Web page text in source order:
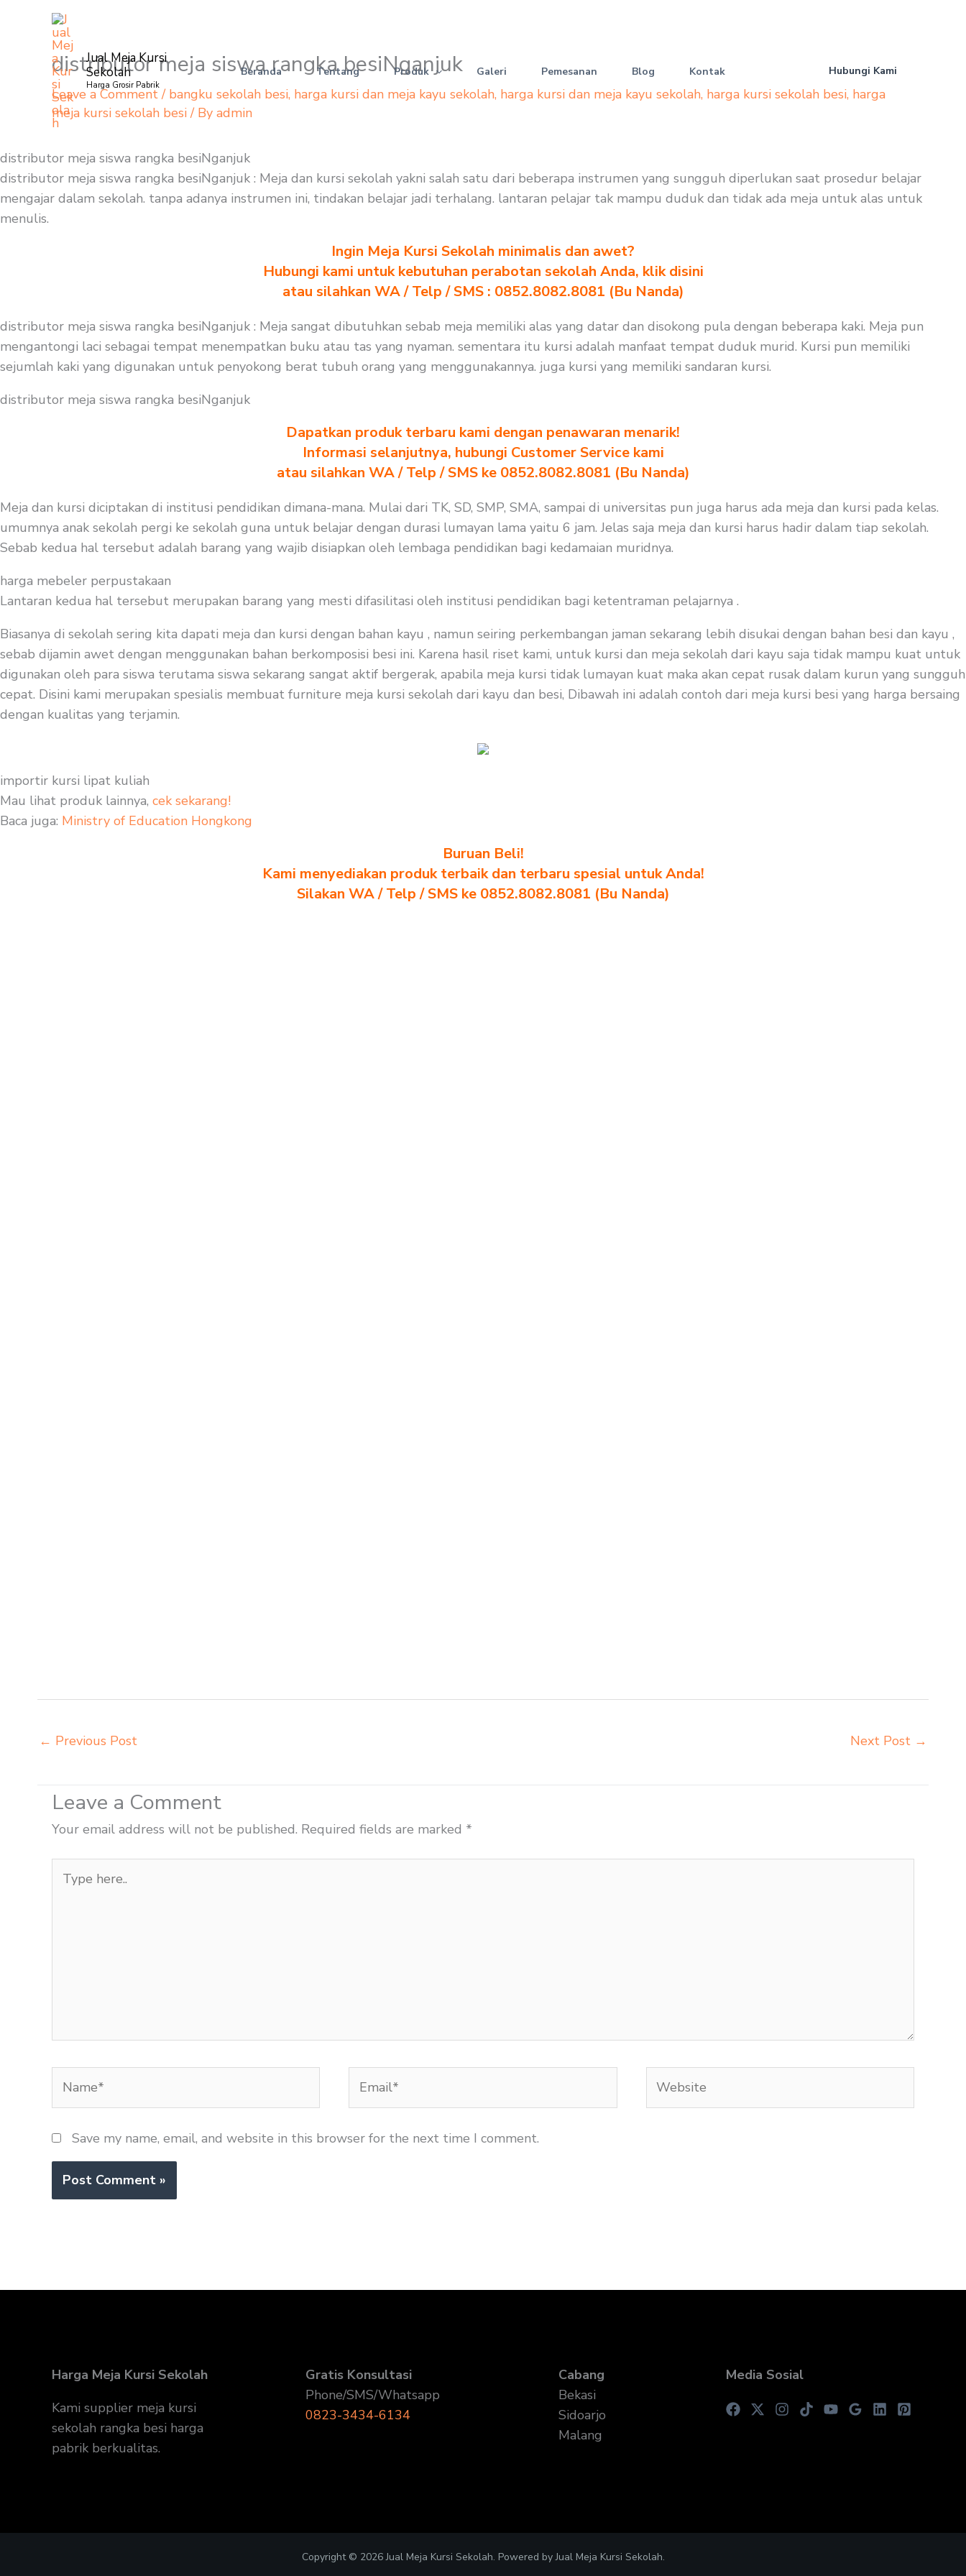
Jual Meja Kursi
Sekolah
Harga Grosir Pabrik
Beranda Tentang Produk Galeri Pemesanan Blog Kontak Hubungi Kami
distributor meja siswa rangka besiNganjuk
Leave a Comment / bangku sekolah besi, harga kursi dan meja kayu sekolah, harga kursi dan meja kayu sekolah, harga kursi sekolah besi, harga
meja kursi sekolah besi/ By admin
distributor meja siswa rangka besiNganjuk
distributor meja siswa rangka besiNganjuk : Meja dan kursi sekolah yakni salah satu dari beberapa instrumen yang sungguh diperlukan saat prosedur belajar
mengajar dalam sekolah. tanpa adanya instrumen ini, tindakan belajar jadi terhalang. lantaran pelajar tak mampu duduk dan tidak ada meja untuk alas untuk
menulis.
Ingin Meja Kursi Sekolah minimalis dan awet?
Hubungi kami untuk kebutuhan perabotan sekolah Anda, klik disini
atau silahkan WA / Telp / SMS : 0852.8082.8081 (Bu Nanda)
distributor meja siswa rangka besiNganjuk : Meja sangat dibutuhkan sebab meja memiliki alas yang datar dan disokong pula dengan beberapa kaki. Meja pun
mengantongi laci sebagai tempat menempatkan buku atau tas yang nyaman. sementara itu kursi adalah manfaat tempat duduk murid. Kursi pun memiliki
sejumlah kaki yang digunakan untuk penyokong berat tubuh orang yang menggunakannya. juga kursi yang memiliki sandaran kursi.
distributor meja siswa rangka besiNganjuk
Dapatkan produk terbaru kami dengan penawaran menarik!
Informasi selanjutnya, hubungi Customer Service kami
atau silahkan WA / Telp / SMS ke 0852.8082.8081 (Bu Nanda)
Meja dan kursi diciptakan di institusi pendidikan dimana-mana. Mulai dari TK, SD, SMP, SMA, sampai di universitas pun juga harus ada meja dan kursi pada kelas.
umumnya anak sekolah pergi ke sekolah guna untuk belajar dengan durasi lumayan lama yaitu 6 jam. Jelas saja meja dan kursi harus hadir dalam tiap sekolah.
Sebab kedua hal tersebut adalah barang yang wajib disiapkan oleh lembaga pendidikan bagi kedamaian muridnya.
harga mebeler perpustakaan
Lantaran kedua hal tersebut merupakan barang yang mesti difasilitasi oleh institusi pendidikan bagi ketentraman pelajarnya .
Biasanya di sekolah sering kita dapati meja dan kursi dengan bahan kayu , namun seiring perkembangan jaman sekarang lebih disukai dengan bahan besi dan kayu ,
sebab dijamin awet dengan menggunakan bahan berkomposisi besi ini. Karena hasil riset kami, untuk kursi dan meja sekolah dari kayu saja tidak mampu kuat untuk
digunakan oleh para siswa terutama siswa sekarang sangat aktif bergerak, apabila meja kursi tidak lumayan kuat maka akan cepat rusak dalam kurun yang sungguh
cepat. Disini kami merupakan spesialis membuat furniture meja kursi sekolah dari kayu dan besi, Dibawah ini adalah contoh dari meja kursi besi yang harga bersaing
dengan kualitas yang terjamin.
importir kursi lipat kuliah
Mau lihat produk lainnya, cek sekarang!
Baca juga: Ministry of Education Hongkong
Buruan Beli!
Kami menyediakan produk terbaik dan terbaru spesial untuk Anda!
Silakan WA / Telp / SMS ke 0852.8082.8081 (Bu Nanda)
← Previous Post Next Post →
Leave a Comment
Your email address will not be published. Required fields are marked *
here..
Save my name, email, and website in this browser for the next time I comment.
Harga Meja Kursi Sekolah
Kami supplier meja kursi
sekolah rangka besi harga
pabrik berkualitas.
Gratis Konsultasi
Phone/SMS/Whatsapp
0823-3434-6134
Cabang
Bekasi
Sidoarjo
Malang
Media Sosial
Copyright © 2026 Jual Meja Kursi Sekolah. Powered by Jual Meja Kursi Sekolah.